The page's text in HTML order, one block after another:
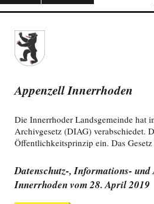
Appenzell Innerrhoden
Die Innerrhoder Landsgemeinde hat
Archivgesetz (DIAG) verabschiedet.
Öffentlichkeitsprinzip ein. Das
Datenschutz-, Informations-
Innerrhoden vom 28. April 2019